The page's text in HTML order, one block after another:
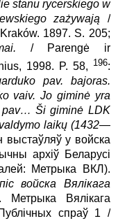
stanu rycerskiego w
zażywają /
1897. S. 205;
/ Parengė ir
1998. P. 58, 196:
pav. bajoras.
vaiv. Jo giminė yra
pav… Ši giminė LDK
laikų (1432—
выстаўляў у войска
архіў Беларусі
Метрыка ВКЛ).
войска Вялікага
. Метрыка Вялікага
спраў 1 /